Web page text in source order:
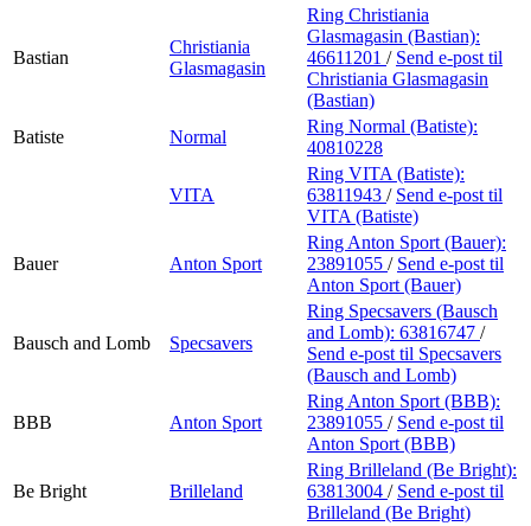
Bastian
Christiania
Glasmagasin
Ring Christiania
Glasmagasin (Bastian):
46611201 / Send e-post til
Christiania Glasmagasin
(Bastian)
Batiste
Normal
Ring Normal (Batiste):
40810228
VITA
Ring VITA (Batiste):
63811943 / Send e-post til
VITA (Batiste)
Bauer Anton Sport
Ring Anton Sport (Bauer):
23891055 / Send e-post til
Anton Sport (Bauer)
Bausch and Lomb Specsavers
Ring Specsavers (Bausch
and Lomb): 63816747 /
Send e-post til Specsavers
(Bausch and Lomb)
BBB Anton Sport
Ring Anton Sport (BBB):
23891055 / Send e-post til
Anton Sport (BBB)
Be Bright Brilleland
Ring Brilleland (Be Bright):
63813004 / Send e-post til
Brilleland (Be Bright)